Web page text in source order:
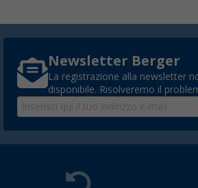
Newsletter Berger
La registrazione alla newsletter
disponibile. Risolveremo il